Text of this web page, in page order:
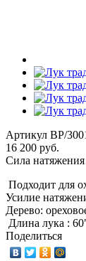
Артикул BP/
16 200 руб.
Сила натяжения
Подходит для
Усилие
Дерево:
Длина лука :
Поделиться